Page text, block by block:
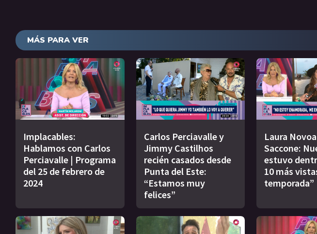
MÁS PARA VER
Implacables:
Hablamos con Carlos
Perciavalle | Programa
del 25 de febrero de
2024
Carlos Perciavalle y
Jimmy Castilhos
recién casados desde
Punta del Este:
“Estamos muy
felices”
Laura
Saccone:
estuvo
10 más
temporada”